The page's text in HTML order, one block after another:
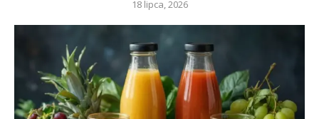
18 lipca, 2026